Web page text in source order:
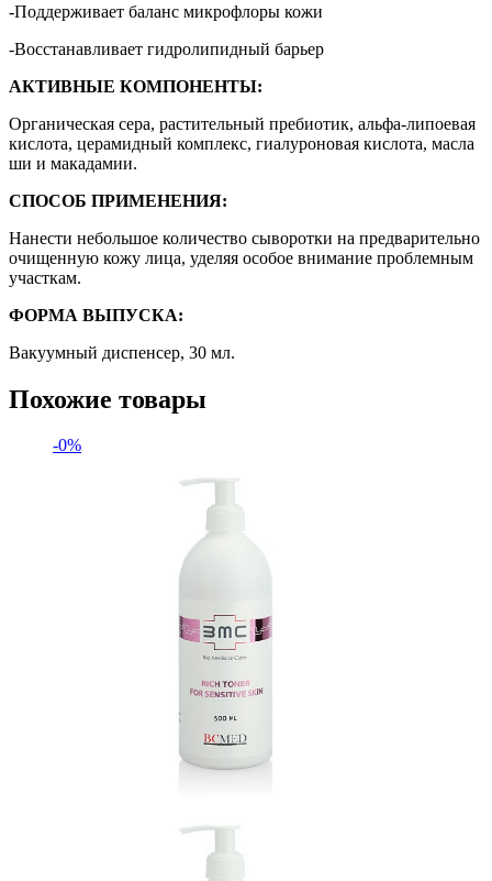
-Поддерживает баланс микрофлоры кожи
-Восстанавливает гидролипидный барьер
АКТИВНЫЕ КОМПОНЕНТЫ:
Органическая сера, растительный пребиотик, альфа-липоевая
кислота, церамидный комплекс, гиалуроновая кислота, масла
ши и макадамии.
СПОСОБ ПРИМЕНЕНИЯ:
Нанести небольшое количество сыворотки на предварительно
очищенную кожу лица, уделяя особое внимание проблемным
участкам.
ФОРМА ВЫПУСКА:
Вакуумный диспенсер, 30 мл.
Похожие товары
-0%